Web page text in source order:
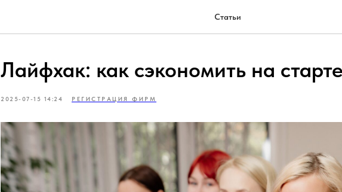
Статьи
Лайфхак: как сэкономить на
2025-07-15 14:24 РЕГИСТРАЦИЯ ФИРМ